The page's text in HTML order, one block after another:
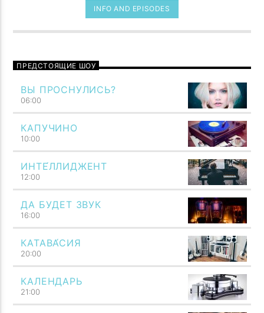
Сметана (для подачи) - по вкусу Масло растительное -
для жарки
INFO AND EPISODES
ПРЕДСТОЯЩИЕ ШОУ
ВЫ ПРОСНУЛИСЬ?
06:00
КАПУЧИНО
10:00
ИНТЕ́ЛЛИДЖЕНТ
12:00
ДА БУДЕТ ЗВУК
16:00
КАТАВА́СИЯ
20:00
КАЛЕНДАРЬ
21:00